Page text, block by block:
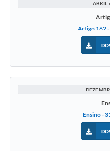
ABRIL
Artigo 162
Ensino -